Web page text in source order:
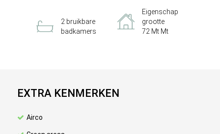
2 bruikbare
badkamers
Eigenschap
grootte
72 Mt Mt
EXTRA KENMERKEN
Airco